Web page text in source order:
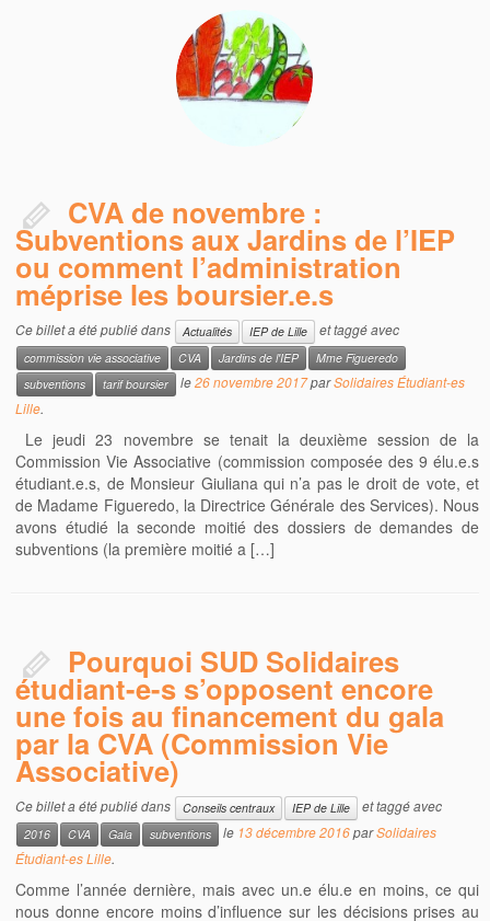
CVA de novembre :
Subventions aux Jardins de l’IEP
ou comment l’administration
méprise les boursier.e.s
Ce billet a été publié dans Actualités IEP de Lille et taggé avec
commission vie associative CVA Jardins de l'IEP
Mme Figueredo
subventions
tarif boursier le26 novembre 2017parSolidaires Étudiant-es
Lille.
Le jeudi 23 novembre se tenait la deuxième session de la
Commission Vie Associative (commission composée des 9 élu.e.s
étudiant.e.s, de Monsieur Giuliana qui n’a pas le droit de vote, et
de Madame Figueredo, la Directrice Générale des Services). Nous
avons étudié la seconde moitié des dossiers de demandes de
subventions (la première moitié a […]
Pourquoi SUD Solidaires
étudiant-e-s s’opposent encore
une fois au financement du gala
par la CVA (Commission Vie
Associative)
Ce billet a été publié dans Conseils centraux IEP de Lille et taggé avec
2016 CVA Gala subventions le 13 décembre 2016parSolidaires
Étudiant-es Lille.
Comme l’année dernière, mais avec un.e élu.e en moins, ce qui
nous donne encore moins d’influence sur les décisions prises au